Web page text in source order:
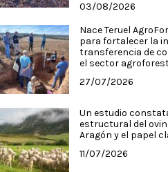
03/08/2026
Nace Teruel
para fortalecer la
transferencia de
el sector
27/07/2026
Un estudio
estructural del
Aragón y el papel
11/07/2026